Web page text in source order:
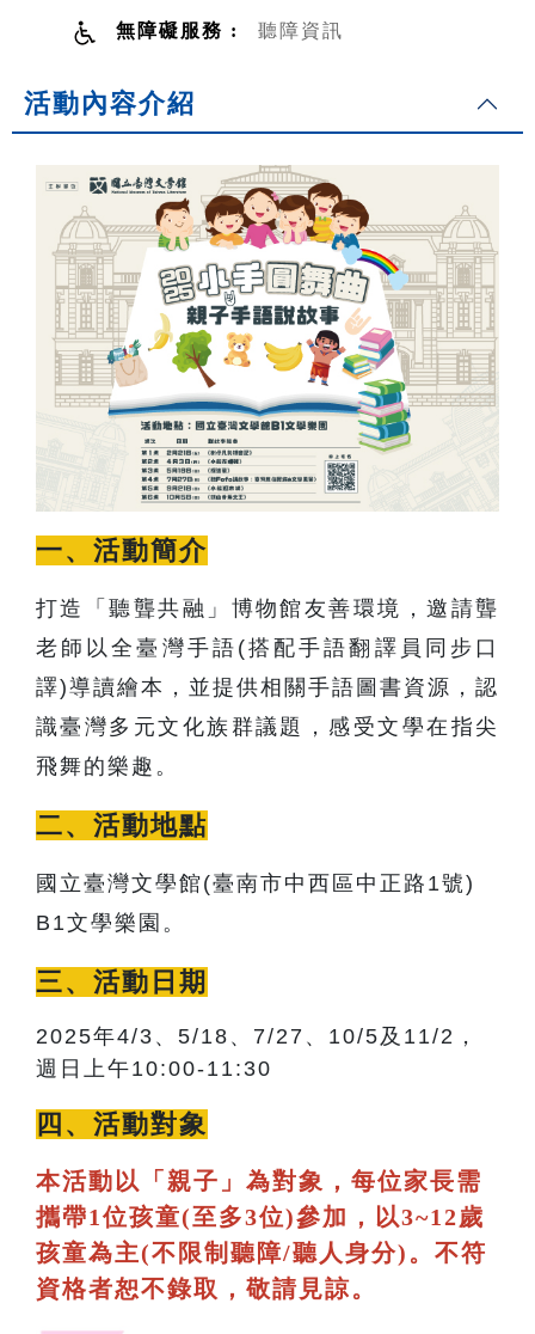
無障礙服務 : 聽障資訊
活動內容介紹
一、活動簡介
打造「聽聾共融」博物館友善環境，邀請聾
老師以全臺灣手語(搭配手語翻譯員同步口
譯)導讀繪本，並提供相關手語圖書資源，認
識臺灣多元文化族群議題，感受文學在指尖
飛舞的樂趣。
二、活動地點
國立臺灣文學館(臺南市中西區中正路1號)
B1文學樂園。
三、活動日期
2025年4/3、5/18、7/27、10/5及11/2，
週日上午10:00-11:30
四、活動對象
本活動以「親子」為對象，每位家長需
攜帶1位孩童(至多3位)參加，以3~12歲
孩童為主(不限制聽障/聽人身分)。不符
資格者恕不錄取，敬請見諒。